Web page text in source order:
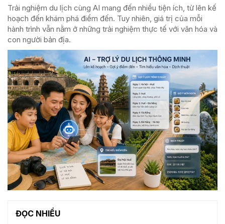
Trải nghiệm du lịch cùng AI mang đến nhiều tiện ích, từ lên kế
hoạch đến khám phá điểm đến. Tuy nhiên, giá trị của mỗi
hành trình vẫn nằm ở những trải nghiệm thực tế với văn hóa và
con người bản địa.
ĐỌC NHIỀU